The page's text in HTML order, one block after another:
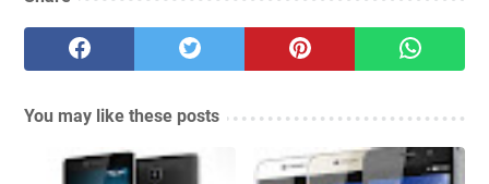
You may like these posts